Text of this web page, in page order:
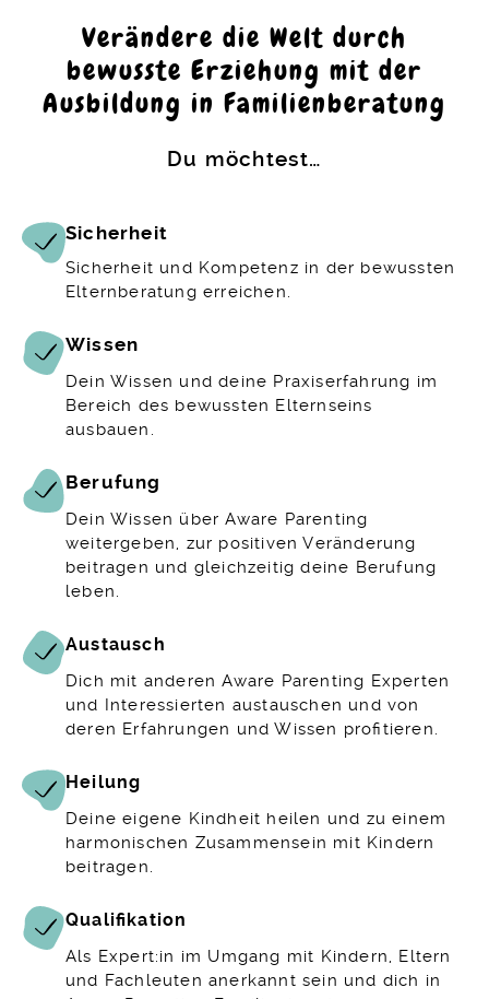
Verändere die Welt durch
bewusste Erziehung mit der
Ausbildung in Familienberatung
Du möchtest…
Sicherheit
Sicherheit und Kompetenz in der bewussten
Elternberatung erreichen.
Wissen
Dein Wissen und deine Praxiserfahrung im
Bereich des bewussten Elternseins
ausbauen.
Berufung
Dein Wissen über Aware Parenting
weitergeben, zur positiven Veränderung
beitragen und gleichzeitig deine Berufung
leben.
Austausch
Dich mit anderen Aware Parenting Experten
und Interessierten austauschen und von
deren Erfahrungen und Wissen profitieren.
Heilung
Deine eigene Kindheit heilen und zu einem
harmonischen Zusammensein mit Kindern
beitragen.
Qualifikation
Als Expert:in im Umgang mit Kindern, Eltern
und Fachleuten anerkannt sein und dich in